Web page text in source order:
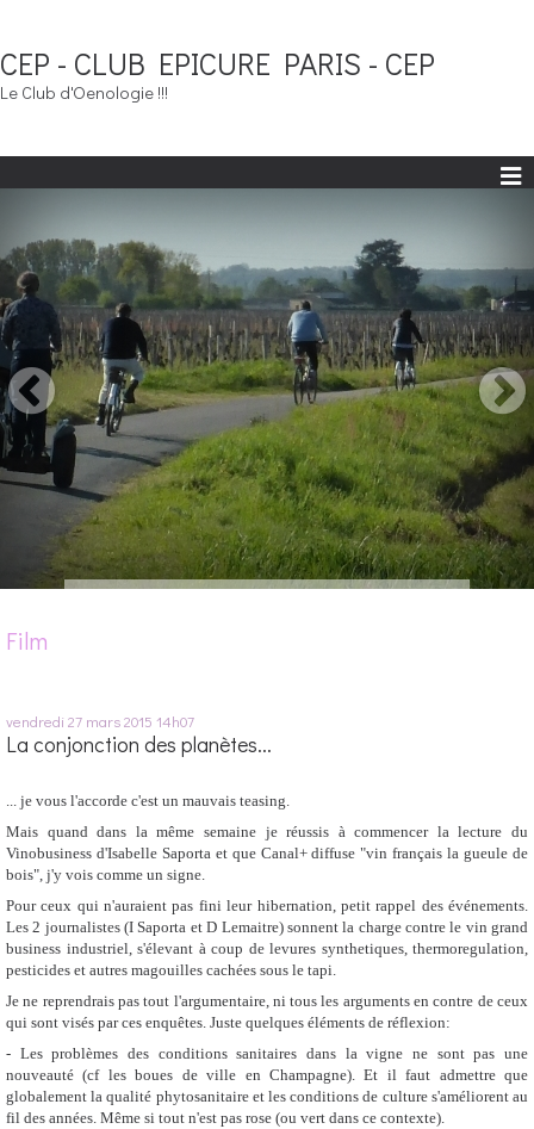
CEP - CLUB EPICURE PARIS - CEP
Le Club d'Oenologie !!!
Film
vendredi 27 mars 2015 14h07
La conjonction des planètes...
... je vous l'accorde c'est un mauvais teasing.
Mais quand dans la même semaine je réussis à commencer la lecture du
Vinobusiness d'Isabelle Saporta et que Canal+ diffuse "vin français la gueule de
bois", j'y vois comme un signe.
Pour ceux qui n'auraient pas fini leur hibernation, petit rappel des événements.
Les 2 journalistes (I Saporta et D Lemaitre) sonnent la charge contre le vin grand
business industriel, s'élevant à coup de levures synthetiques, thermoregulation,
pesticides et autres magouilles cachées sous le tapi.
Je ne reprendrais pas tout l'argumentaire, ni tous les arguments en contre de ceux
qui sont visés par ces enquêtes. Juste quelques éléments de réflexion:
- Les problèmes des conditions sanitaires dans la vigne ne sont pas une
nouveauté (cf les boues de ville en Champagne). Et il faut admettre que
globalement la qualité phytosanitaire et les conditions de culture s'améliorent au
fil des années. Même si tout n'est pas rose (ou vert dans ce contexte).